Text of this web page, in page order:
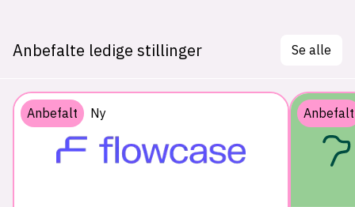
Anbefalte ledige stillinger Se alle
Anbefalt Ny Anbefalt